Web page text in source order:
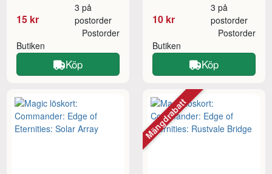
15 kr
3 på
postorder
Butiken
Postorder
Köp
10 kr
3 på
postorder
Butiken
Postorder
Köp
Mängdrabatt